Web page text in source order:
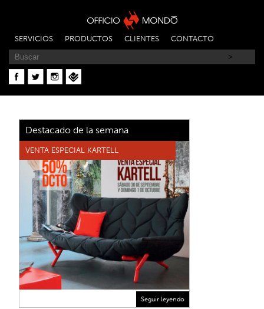
SERVICIOS PRODUCTOS CLIENTES CONTACTO
Destacado de la semana
VENTA ESPECIAL KARTELL
Seguir leyendo